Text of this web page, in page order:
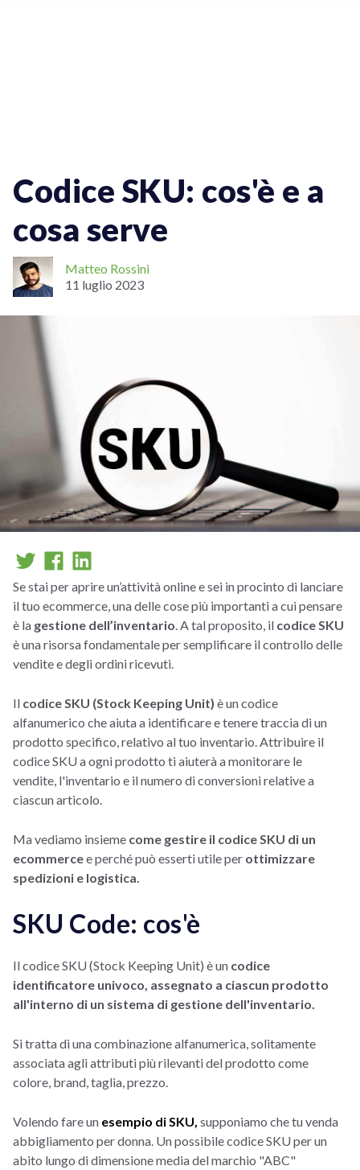
Codice SKU: cos'è e a
cosa serve
Matteo Rossini
11 luglio 2023
Se stai per aprire un’attività online e sei in procinto di lanciare
il tuo ecommerce, una delle cose più importanti a cui pensare
è la gestione dell’inventario . A tal proposito, il codice SKU
è una risorsa fondamentale per semplificare il controllo delle
vendite e degli ordini ricevuti.
Il codice SKU (Stock Keeping Unit) è un codice
alfanumerico che aiuta a identificare e tenere traccia di un
prodotto specifico, relativo al tuo inventario. Attribuire il
codice SKU a ogni prodotto ti aiuterà a monitorare le
vendite, l'inventario e il numero di conversioni relative a
ciascun articolo.
Ma vediamo insieme come gestire il codice SKU di un
ecommercee perché può esserti utile per ottimizzare
spedizioni e logistica.
SKU Code: cos'è
Il codice SKU (Stock Keeping Unit) è un codice
identificatore univoco, assegnato a ciascun prodotto
all'interno di un sistema di gestione dell'inventario.
Si tratta di una combinazione alfanumerica, solitamente
associata agli attributi più rilevanti del prodotto come
colore, brand, taglia, prezzo.
Volendo fare un esempio di SKU, supponiamo che tu venda
abbigliamento per donna. Un possibile codice SKU per un
abito lungo di dimensione media del marchio "ABC"